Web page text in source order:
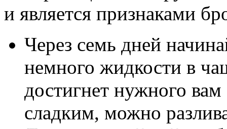
и является признаками
Через семь дней
немного жидкости в
достигнет нужного
сладким, можно